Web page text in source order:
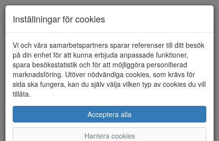
HEM GABOR
Inställningar för cookies
Vi och våra samarbetspartners sparar referenser till ditt besök
på din enhet för att kunna erbjuda anpassade funktioner,
spara besöksstatistik och för att möjliggöra personifierad
marknadsföring. Utöver nödvändiga cookies, som krävs för
sida ska fungera, kan du själv välja vilken typ av cookies du vill
tillåta.
Acceptera alla
Hantera cookies